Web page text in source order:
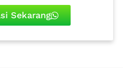
Sekarang